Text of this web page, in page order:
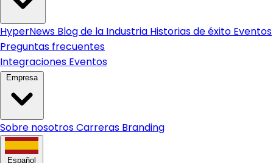
HyperNews Blog de la Industria Historias de éxito Eventos
Preguntas frecuentes
Integraciones Eventos
Empresa
Sobre nosotrosCarreras Branding
Español